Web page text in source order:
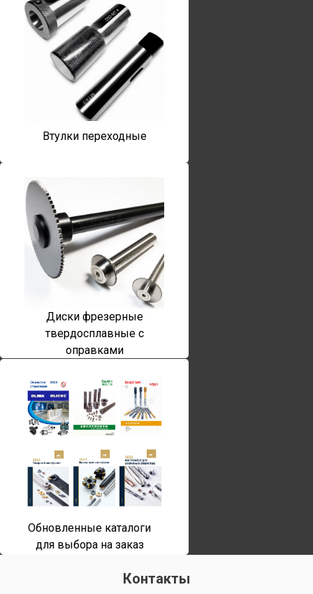
Втулки переходные
Диски фрезерные
твердосплавные с
оправками
Обновленные каталоги
для выбора на заказ
Контакты